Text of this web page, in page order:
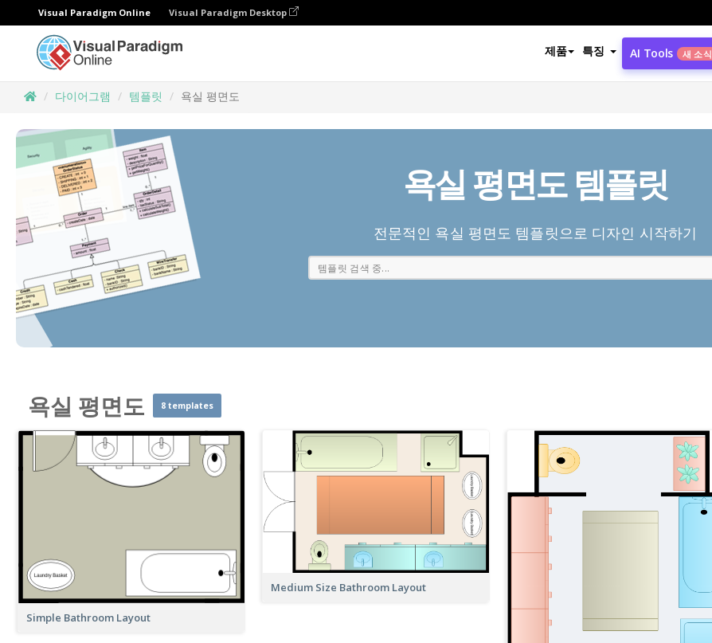
Visual Paradigm Online Visual Paradigm Desktop
제품 특징 AI Tools 새 소식
다이어그램 템플릿 욕실 평면도
욕실 평면도 템플릿
전문적인 욕실 평면도 템플릿으로 디자인 시작하기
욕실 평면도 8 templates
Simple Bathroom Layout
Medium Size Bathroom Layout